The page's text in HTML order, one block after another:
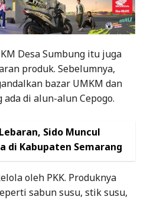
Desa Sumbung itu juga
produk. Sebelumnya,
bazar UMKM dan
di alun-alun Cepogo.
Sido Muncul
di Kabupaten Semarang
oleh PKK. Produknya
sabun susu, stik susu,